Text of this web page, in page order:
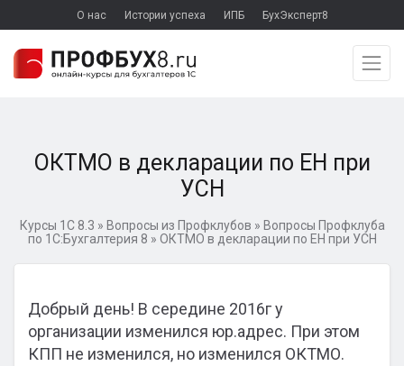
О нас Истории успеха ИПБ БухЭксперт8
ОКТМО в декларации по ЕН при
УСН
Курсы 1С 8.3 » Вопросы из Профклубов » Вопросы Профклуба
по 1С:Бухгалтерия 8 » ОКТМО в декларации по ЕН при УСН
Добрый день! В середине 2016г у
организации изменился юр.адрес. При этом
КПП не изменился, но изменился ОКТМО.